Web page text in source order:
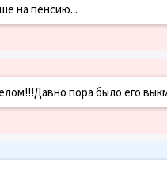
на пенсию...
пора было его